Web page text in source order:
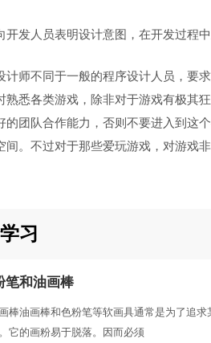
发人员表明设计意图，在开发过程中
计师不同于一般的程序设计人员，要
熟悉各类游戏，除非对于游戏有极其
的团队合作能力，否则不要进入到这
间。不过对于那些爱玩游戏，对游戏
习
笔和油画棒
棒油画棒和色粉笔等软画具通常是为了追
它的画粉易于脱落。因而必须